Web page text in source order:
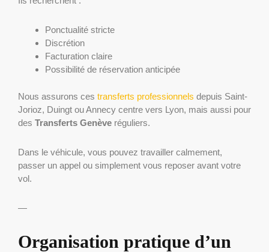
Ponctualité stricte
Discrétion
Facturation claire
Possibilité de réservation anticipée
Nous assurons ces transferts professionnels depuis Saint-
Jorioz, Duingt ou Annecy centre vers Lyon, mais aussi pour
des Transferts Genève réguliers.
Dans le véhicule, vous pouvez travailler calmement,
passer un appel ou simplement vous reposer avant votre
vol.
—
Organisation pratique d’un